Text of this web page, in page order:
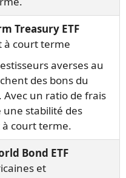
Treasury ETF
à court terme
averses au
des bons du
Avec un ratio de frais
une stabilité des
court terme.
Bond ETF
et